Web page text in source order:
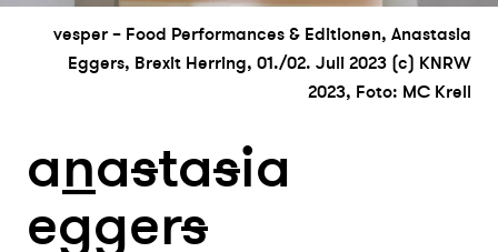
vesper – Food Performances & Editionen, Anastasia
Eggers, Brexit Herring, 01./02. Juli 2023 (c) KNRW
2023, Foto: MC Krell
anastasia
eggers